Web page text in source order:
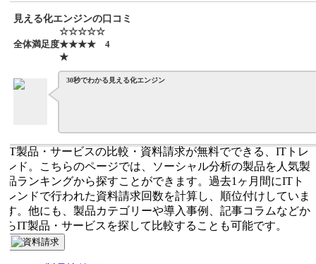
見える化エンジンの口コミ
全体満足度
☆☆☆☆☆
★★★★
4
30秒でわかる見える化エンジン
製品・サービスの比較・資料請求が無料でできる、ITトレ
ド。こちらのページでは、ソーシャル分析の製品を人気製
ランキングから探すことができます。過去1ヶ月間にITト
ンドで行われた資料請求回数を計算し、順位付けしていま
。他にも、製品カテゴリーや導入事例、記事コラムなどか
IT製品・サービスを探して比較することも可能です。